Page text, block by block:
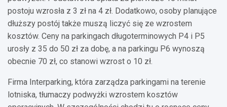
postoju wzrosła z 3 zł na 4 zł. Dodatkowo, osoby planujące
dłuższy postój także muszą liczyć się ze wzrostem
kosztów. Ceny na parkingach długoterminowych P4 i P5
urosły z 35 do 50 zł za dobę, a na parkingu P6 wynoszą
obecnie 70 zł, co stanowi wzrost o 10 zł.
Firma Interparking, która zarządza parkingami na terenie
lotniska, tłumaczy podwyżki wzrostem kosztów